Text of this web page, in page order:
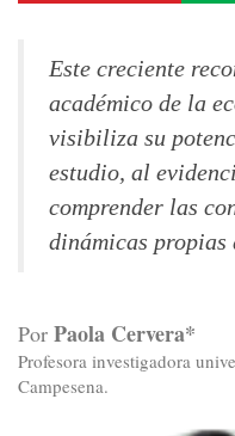
Este creciente
académico de la
visibiliza su
estudio, al
comprender las
dinámicas propias
Por Paola Cervera*
Profesora investigadora
Campesena.